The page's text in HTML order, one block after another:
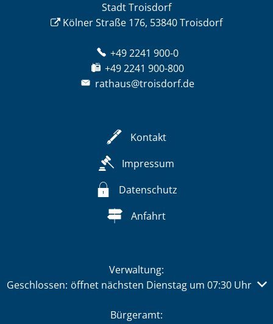
Stadt Troisdorf
Kölner Straße 176, 53840 Troisdorf
+49 2241 900-0
+49 2241 900-800
rathaus@troisdorf.de
Kontakt
Impressum
Datenschutz
Anfahrt
Verwaltung:
Klicken, um weitere Öffnungs- oder Schließzeiten
Geschlossen: öffnet nächsten Dienstag um 07:30 Uhr
Bürgeramt: